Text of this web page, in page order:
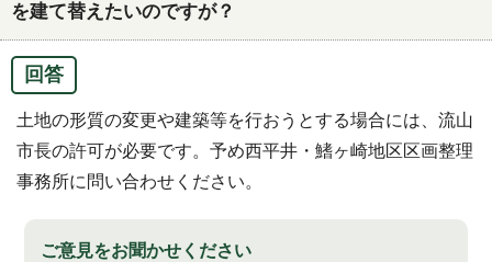
を建て替えたいのですが？
回答
土地の形質の変更や建築等を行おうとする場合には、流山
市長の許可が必要です。予め西平井・鰭ヶ崎地区区画整理
事務所に問い合わせください。
ご意見をお聞かせください